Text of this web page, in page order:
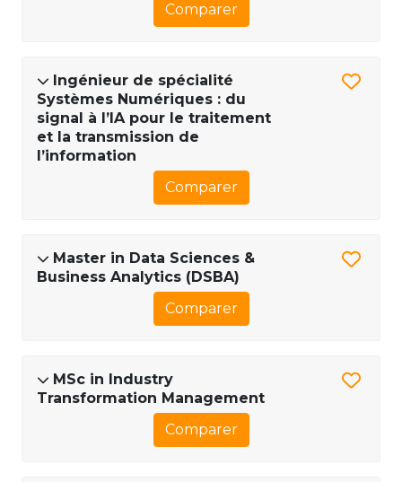
Comparer
Ingénieur de spécialité
Systèmes Numériques : du
signal à l’IA pour le traitement
et la transmission de
l’information
Comparer
Master in Data Sciences &
Business Analytics (DSBA)
Comparer
MSc in Industry
Transformation Management
Comparer